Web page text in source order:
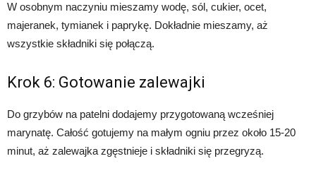
W osobnym naczyniu mieszamy wodę, sól, cukier, ocet,
majeranek, tymianek i paprykę. Dokładnie mieszamy, aż
wszystkie składniki się połączą.
Krok 6: Gotowanie zalewajki
Do grzybów na patelni dodajemy przygotowaną wcześniej
marynatę. Całość gotujemy na małym ogniu przez około 15-20
minut, aż zalewajka zgęstnieje i składniki się przegryzą.